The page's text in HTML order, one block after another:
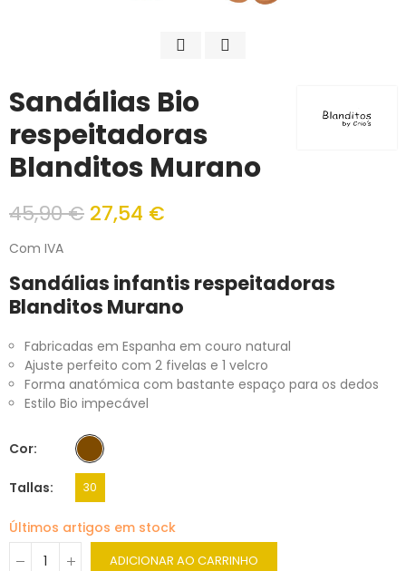
Sandálias Bio
respeitadoras
Blanditos Murano
45,90 € 27,54 €
Com IVA
Sandálias infantis respeitadoras
Blanditos Murano
Fabricadas em Espanha em couro natural
Ajuste perfeito com 2 fivelas e 1 velcro
Forma anatómica com bastante espaço para os dedos
Estilo Bio impecável
Cor
Tallas 30
Últimos artigos em stock
ADICIONAR AO CARRINHO